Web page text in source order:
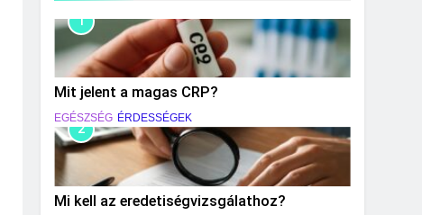
1
Mit jelent a magas CRP?
EGÉSZSÉG ÉRDESSÉGEK
2
Mi kell az eredetiségvizsgálathoz?